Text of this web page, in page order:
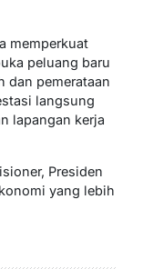
memperkuat
peluang baru
dan pemerataan
langsung
lapangan kerja
Presiden
yang lebih